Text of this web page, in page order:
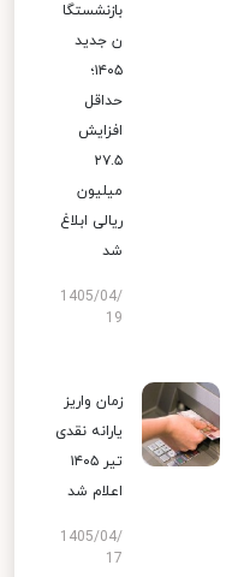
بازنشستگا
ن جدید
۱۴۰۵؛
حداقل
افزایش
۲۷.۵
میلیون
ریالی ابلاغ
شد
1405/04/
19
زمان واریز
یارانه نقدی
تیر ۱۴۰۵
اعلام شد
1405/04/
17